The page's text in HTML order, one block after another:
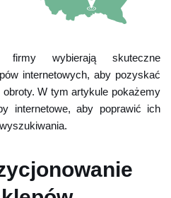
firmy wybierają skuteczne
internetowych, aby pozyskać
W tym artykule pokażemy
internetowe, aby poprawić ich